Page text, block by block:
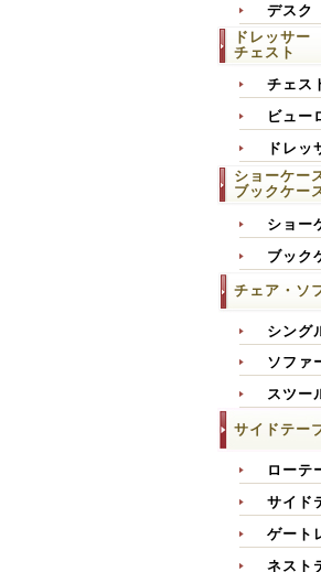
デスク
ドレッサー
チェスト
チェス
ビュー
ドレッ
ショーケー
ブックケー
ショー
ブック
チェア・ソ
シング
ソファ
スツー
サイドテー
ローテ
サイド
ゲート
ネスト